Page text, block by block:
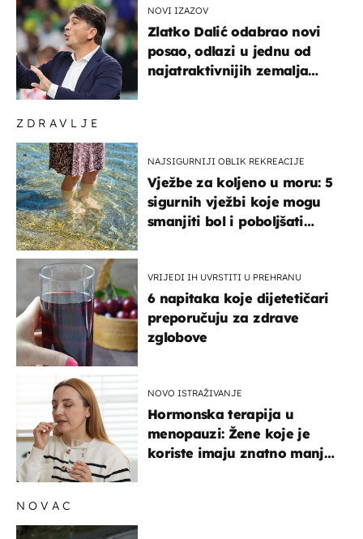
ZDRAVLJE
NAJSIGURNIJI OBLIK REKREACIJE
Vježbe za koljeno u moru: 5
sigurnih vježbi koje mogu
smanjiti bol i poboljšati
VRIJEDI IH UVRSTITI U PREHRANU
6 napitaka koje dijetetičari
preporučuju za zdrave
zglobove
NOVO ISTRAŽIVANJE
Hormonska terapija u
menopauzi: Žene koje je
koriste imaju znatno manji
NOVI IZAZOV
Zlatko Dalić odabrao novi
posao, odlazi u jednu od
najatraktivnijih zemalja
NOVAC